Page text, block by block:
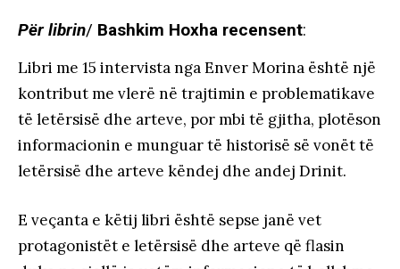
Për librin/ Bashkim Hoxha recensent:
Libri me 15 intervista nga Enver Morina është një
kontribut me vlerë në trajtimin e problematikave
të letërsisë dhe arteve, por mbi të gjitha, plotëson
informacionin e munguar të historisë së vonët të
letërsisë dhe arteve këndej dhe andej Drinit.
E veçanta e këtij libri është sepse janë vet
protagonistët e letërsisë dhe arteve që flasin